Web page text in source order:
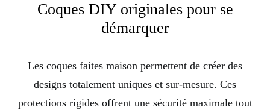
Coques DIY originales pour se
démarquer
Les coques faites maison permettent de créer des
designs totalement uniques et sur-mesure. Ces
protections rigides offrent une sécurité maximale tout